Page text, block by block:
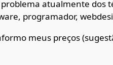
atualmente dos
programador,
meus preços